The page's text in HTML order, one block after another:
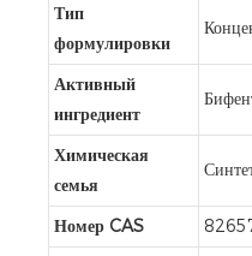
Тип
формулировки
Активный
ингредиент
Химическая
семья
Номер CAS